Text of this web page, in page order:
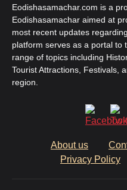
Eodishasamachar.com is a
Eodishasamachar aimed at
most recent updates
platform serves as a portal to
range of topics including
Tourist Attractions, Festivals,
region.
About us
Privacy Policy